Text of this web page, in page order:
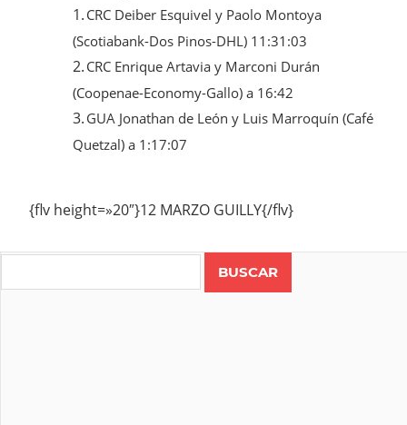
1. CRC Deiber Esquivel y Paolo Montoya
(Scotiabank-Dos Pinos-DHL) 11:31:03
2. CRC Enrique Artavia y Marconi Durán
(Coopenae-Economy-Gallo) a 16:42
3. GUA Jonathan de León y Luis Marroquín (Café
Quetzal) a 1:17:07
{flv height=»20″}12 MARZO GUILLY{/flv}